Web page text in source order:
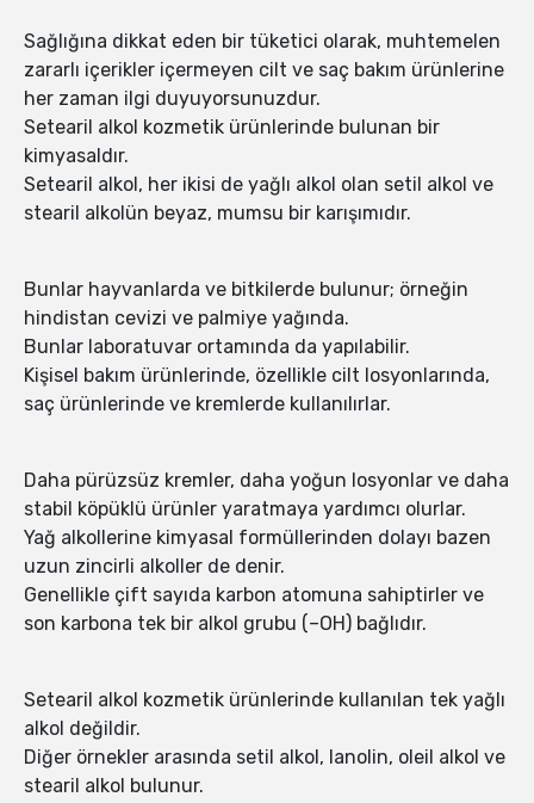
Sağlığına dikkat eden bir tüketici olarak, muhtemelen
zararlı içerikler içermeyen cilt ve saç bakım ürünlerine
her zaman ilgi duyuyorsunuzdur.
Setearil alkol kozmetik ürünlerinde bulunan bir
kimyasaldır.
Setearil alkol, her ikisi de yağlı alkol olan setil alkol ve
stearil alkolün beyaz, mumsu bir karışımıdır.
Bunlar hayvanlarda ve bitkilerde bulunur; örneğin
hindistan cevizi ve palmiye yağında.
Bunlar laboratuvar ortamında da yapılabilir.
Kişisel bakım ürünlerinde, özellikle cilt losyonlarında,
saç ürünlerinde ve kremlerde kullanılırlar.
Daha pürüzsüz kremler, daha yoğun losyonlar ve daha
stabil köpüklü ürünler yaratmaya yardımcı olurlar.
Yağ alkollerine kimyasal formüllerinden dolayı bazen
uzun zincirli alkoller de denir.
Genellikle çift sayıda karbon atomuna sahiptirler ve
son karbona tek bir alkol grubu (–OH) bağlıdır.
Setearil alkol kozmetik ürünlerinde kullanılan tek yağlı
alkol değildir.
Diğer örnekler arasında setil alkol, lanolin, oleil alkol ve
stearil alkol bulunur.